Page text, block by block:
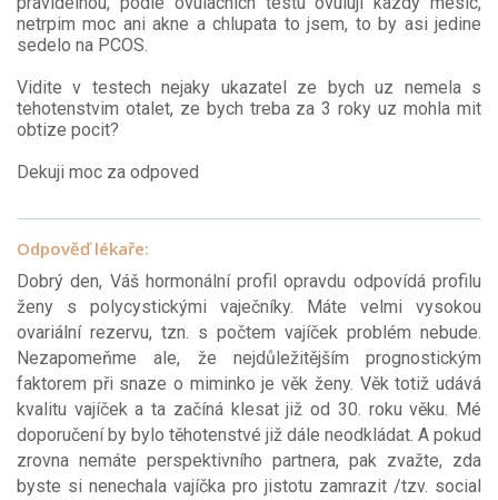
netrpim moc ani akne a chlupata to jsem, to by asi jedine
sedelo na PCOS.
Vidite v testech nejaky ukazatel ze bych uz nemela s
tehotenstvim otalet, ze bych treba za 3 roky uz mohla mit
obtize pocit?
Dekuji moc za odpoved
Odpověď lékaře:
Dobrý den, Váš hormonální profil opravdu odpovídá profilu
ženy s polycystickými vaječníky. Máte velmi vysokou
ovariální rezervu, tzn. s počtem vajíček problém nebude.
Nezapomeňme ale, že nejdůležitějším prognostickým
faktorem při snaze o miminko je věk ženy. Věk totiž udává
kvalitu vajíček a ta začíná klesat již od 30. roku věku. Mé
doporučení by bylo těhotenstvé již dále neodkládat. A pokud
zrovna nemáte perspektivního partnera, pak zvažte, zda
byste si nenechala vajíčka pro jistotu zamrazit /tzv. social